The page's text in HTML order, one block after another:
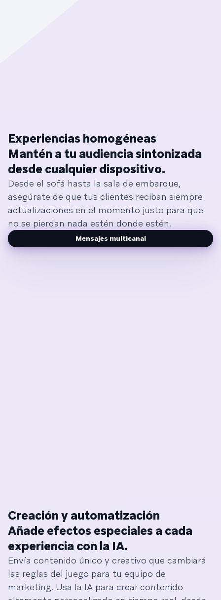
Experiencias homogéneas
Mantén a tu audiencia sintonizada
desde cualquier dispositivo.
Desde el sofá hasta la sala de embarque,
asegúrate de que tus clientes reciban siempre
actualizaciones en el momento justo para que
no se pierdan nada estén donde estén.
Mensajes multicanal
Creación y automatización
Añade efectos especiales a cada
experiencia con la IA.
Envía contenido único y creativo que cambiará
las reglas del juego para tu equipo de
marketing. Usa la IA para crear contenido